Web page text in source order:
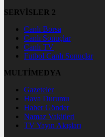
SERVİSLER 2
Canlı Borsa
Canlı Sonuçlar
Canlı TV
Futbol Canlı Sonuçlar
MULTİMEDYA
Gazeteler
Hava Durumu
Haber Gönder
Namaz Vakitleri
TV Yayın Akışları